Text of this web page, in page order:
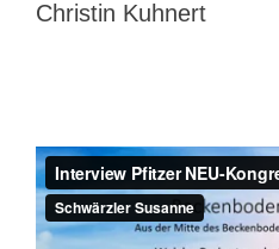
Christin Kuhnert